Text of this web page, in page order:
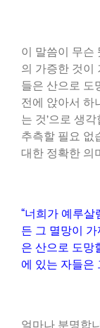
이 말씀이 무슨
의 가증한 것이
들은 산으로 도
전에 앉아서 하
는 것’으로 생
추측할 필요 없
대한 정확한 의
“너희가 예루
든 그 멸망이
은 산으로 도망
에 있는 자들은
얼마나 분명합